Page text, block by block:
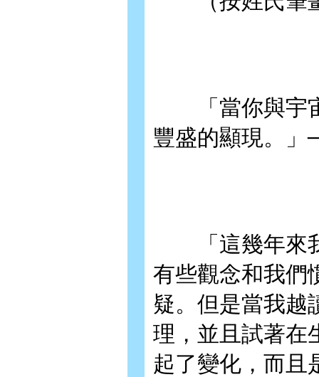
「當你與宇宙
豐盛的顯現。
「這幾年來我
有些觀念和我們
疑。但是當我越
理，並且試著在
起了變化，而且